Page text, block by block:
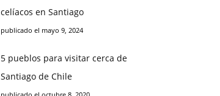
celíacos en Santiago
publicado el mayo 9, 2024
5 pueblos para visitar cerca de
Santiago de Chile